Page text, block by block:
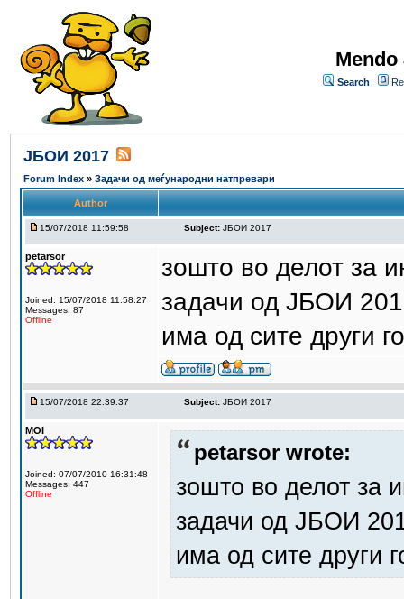
Search
ЈБОИ 2017
Forum Index » Задачи од меѓународни натпревари
Author
15/07/2018 11:59:58 Subject: ЈБОИ 2017
petarsor
Joined: 15/07/2018 11:58:27
Messages: 87
Offline
зошто во делот за
задачи од ЈБОИ
има од сите други
15/07/2018 22:39:37 Subject: ЈБОИ 2017
MOI
Joined: 07/07/2010 16:31:48
Messages: 447
Offline
petarsor wrote:
зошто во делот за
задачи од ЈБОИ
има од сите други